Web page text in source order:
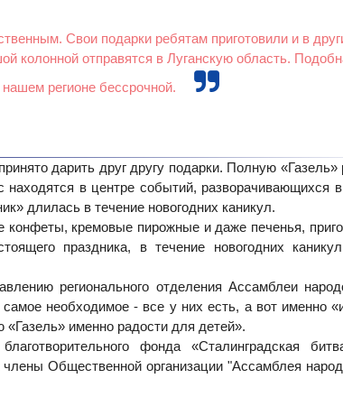
Свои подарки ребятам приготовили и в
колонной отправятся в Луганскую область.
регионе бессрочной.
дарить друг другу подарки. Полную «Газель»
в центре событий, разворачивающихся в
длилась в течение новогодних каникул.
кремовые пирожные и даже печенья,
праздника, в течение новогодних
регионального отделения Ассамблеи
необходимое - все у них есть, а вот именно
именно радости для детей».
фонда «Сталинградская
Общественной организации "Ассамблея